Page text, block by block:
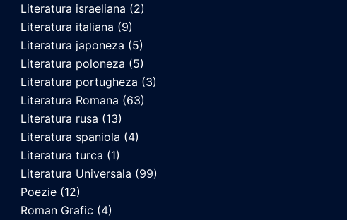
Literatura israeliana (2)
Literatura italiana (9)
Literatura japoneza (5)
Literatura poloneza (5)
Literatura portugheza (3)
Literatura Romana (63)
Literatura rusa (13)
Literatura spaniola (4)
Literatura turca (1)
Literatura Universala (99)
Poezie (12)
Roman Grafic (4)